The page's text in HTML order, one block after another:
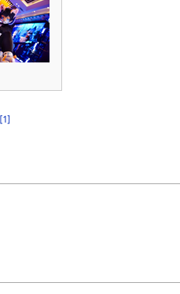
[1]